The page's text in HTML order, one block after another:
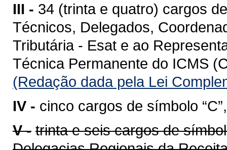
III - 34 (trinta e quatro) cargos
Técnicos, Delegados,
Tributária - Esat e ao
Técnica Permanente do ICMS
(Redação dada pela Lei
IV - cinco cargos de símbolo
V - trinta e seis cargos de